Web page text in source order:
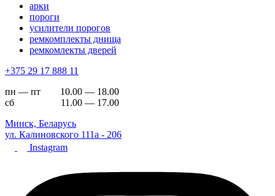
арки
пороги
усилители порогов
ремкомплекты днища
ремкомлекты дверей
+375 29 17 888 11
пн — пт 10.00 — 18.00
сб 11.00 — 17.00
Минск, Беларусь
ул. Калиновского 111а - 206
Instagram